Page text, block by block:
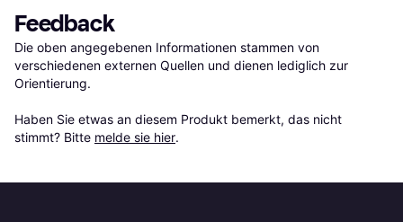
Feedback
Die oben angegebenen Informationen stammen von
verschiedenen externen Quellen und dienen lediglich zur
Orientierung.
Haben Sie etwas an diesem Produkt bemerkt, das nicht
stimmt? Bitte melde sie hier.